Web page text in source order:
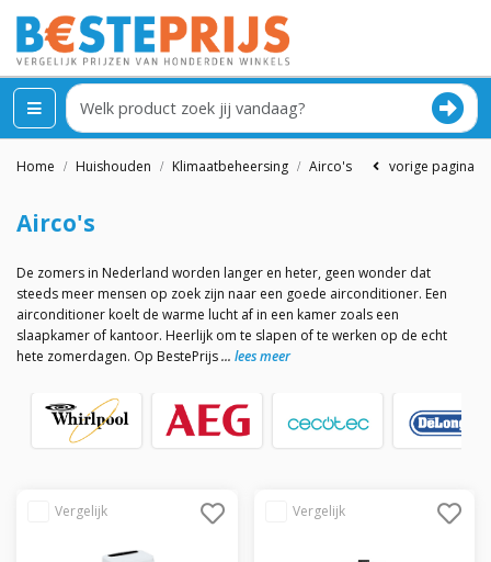
Home Huishouden Klimaatbeheersing Airco's vorige pagina
Airco's
De zomers in Nederland worden langer en heter, geen wonder dat
steeds meer mensen op zoek zijn naar een goede airconditioner. Een
airconditioner koelt de warme lucht af in een kamer zoals een
slaapkamer of kantoor. Heerlijk om te slapen of te werken op de echt
hete zomerdagen. Op BestePrijs
lees meer